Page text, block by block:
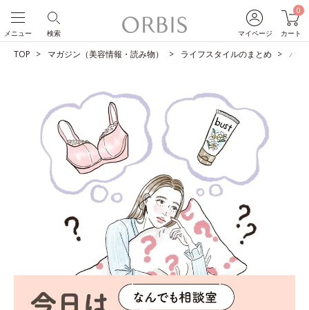
マイページ
0
カート
検索
メニュー
TOP マガジン（美容情報・読み物） ライフスタイルのまとめ バス